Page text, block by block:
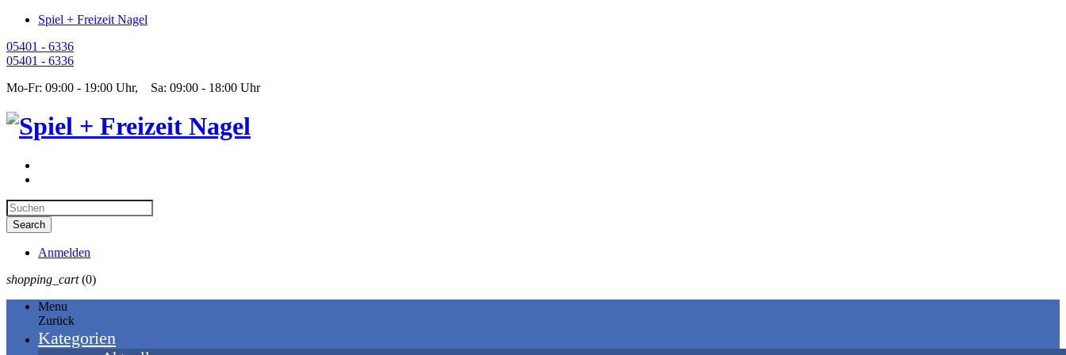
Spiel + Freizeit Nagel
05401 - 6336
05401 - 6336
Mo-Fr: 09:00 - 19:00 Uhr, Sa: 09:00 - 18:00 Uhr
Anmelden
shopping_cart (0)
Menu
Zurück
Kategorien